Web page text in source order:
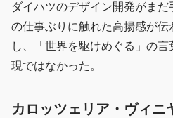
ダイハツのデザイン開発がま
の仕事ぶりに触れた高揚感が
し、「世界を駆けめぐる」の
現ではなかった。
カロッツェリア・ヴィニ